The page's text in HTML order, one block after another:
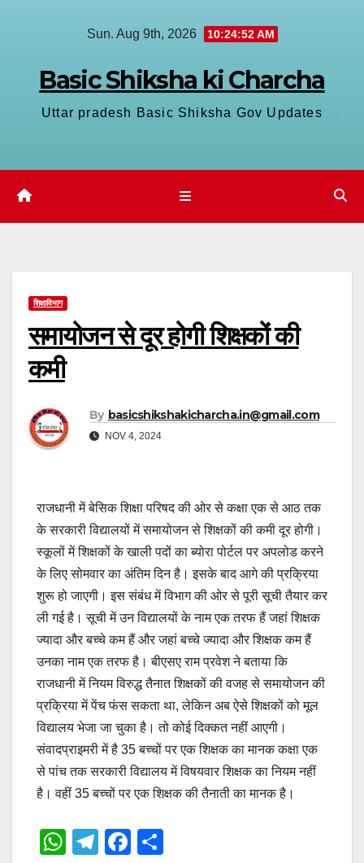
Sun. Aug 9th, 2026 10:24:53 AM
Basic Shiksha ki Charcha
Uttar pradesh Basic Shiksha Gov Updates
शिक्षाविभाग
समायोजन से दूर होगी शिक्षकों की
कमी
By basicshikshakicharcha.in@gmail.com
NOV 4, 2024
राजधानी में बेसिक शिक्षा परिषद की ओर से कक्षा एक से आठ तक
के सरकारी विद्यालयों में समायोजन से शिक्षकों की कमी दूर होगी।
स्कूलों में शिक्षकों के खाली पदों का ब्योरा पोर्टल पर अपलोड करने
के लिए सोमवार का अंतिम दिन है। इसके बाद आगे की प्रक्रिया
शुरू हो जाएगी। इस संबंध में विभाग की ओर से पूरी सूची तैयार कर
ली गई है। सूची में उन विद्यालयों के नाम एक तरफ हैं जहां शिक्षक
ज्यादा और बच्चे कम हैं और जहां बच्चे ज्यादा और शिक्षक कम हैं
उनका नाम एक तरफ है। बीएसए राम प्रवेश ने बताया कि
राजधानी में नियम विरुद्ध तैनात शिक्षकों की वजह से समायोजन की
प्रक्रिया में पेंच फंस सकता था, लेकिन अब ऐसे शिक्षकों को मूल
विद्यालय भेजा जा चुका है। तो कोई दिक्कत नहीं आएगी।
संवादप्राइमरी में है 35 बच्चों पर एक शिक्षक का मानक कक्षा एक
से पांच तक सरकारी विद्यालय में विषयवार शिक्षक का नियम नहीं
है। वहीं 35 बच्चों पर एक शिक्षक की तैनाती का मानक है।
W
T
F